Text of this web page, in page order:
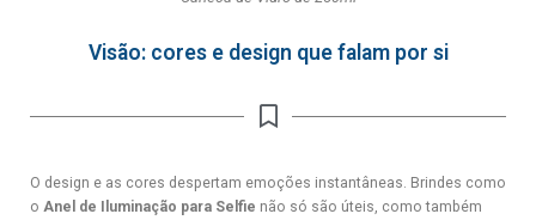
Visão: cores e design que falam por si
O design e as cores despertam emoções instantâneas. Brindes como
o Anel de Iluminação para Selfie não só são úteis, como também